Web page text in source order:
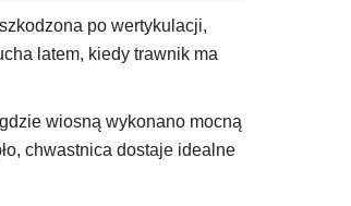
po wertykulacji,
latem, kiedy trawnik ma
wiosną wykonano mocną
chwastnica dostaje idealne